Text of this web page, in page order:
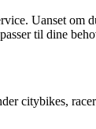
Uanset
til dine
citybikes,